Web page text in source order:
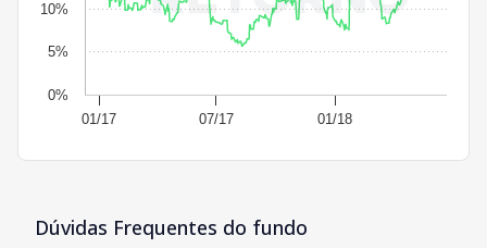
01/17 07/17 01/18
0%
5%
10%
Dúvidas Frequentes do fundo